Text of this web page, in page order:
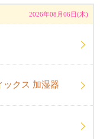
2026年08月06日(木)
ックス 加湿器